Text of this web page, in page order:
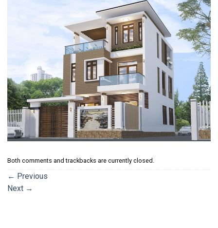
Both comments and trackbacks are currently closed.
← Previous
Next →